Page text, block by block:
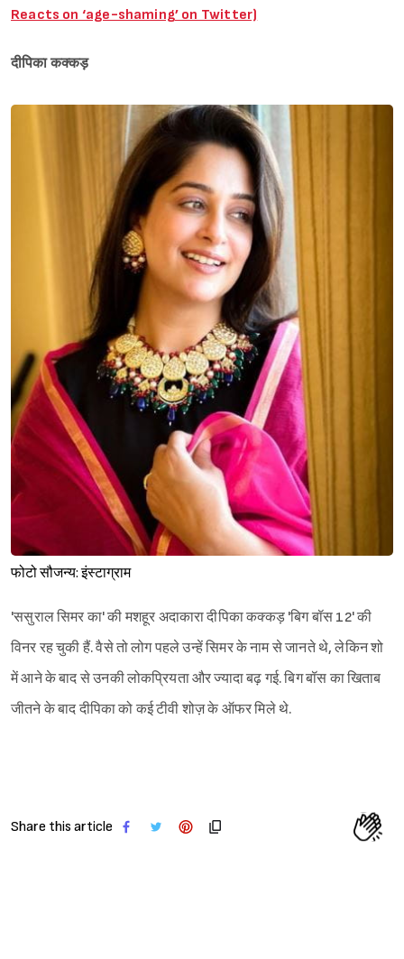
Reacts on ‘age-shaming’ on Twitter)
दीपिका कक्कड़
फोटो सौजन्य: इंस्टाग्राम
'ससुराल सिमर का' की मशहूर अदाकारा दीपिका कक्कड़ 'बिग बॉस 12' की
विनर रह चुकी हैं. वैसे तो लोग पहले उन्हें सिमर के नाम से जानते थे, लेकिन शो
में आने के बाद से उनकी लोकप्रियता और ज्यादा बढ़ गई. बिग बॉस का खिताब
जीतने के बाद दीपिका को कई टीवी शोज़ के ऑफर मिले थे.
Share this article